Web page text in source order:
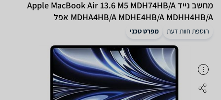
מחשב נייד Apple MacBook Air 13.6 M5 MDH74HB/A
MDHA4HB/A MDHE4HB/A MDHH4HB/A אפל
הוספת חוות דעת מפרט טכני